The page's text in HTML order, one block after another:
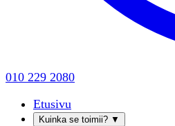
010 229 2080
Etusivu
Kuinka se toimii? ▼